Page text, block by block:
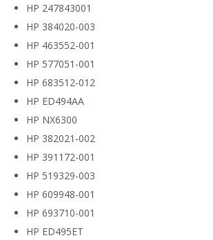
HP 247843001
HP 384020-003
HP 463552-001
HP 577051-001
HP 683512-012
HP ED494AA
HP NX6300
HP 382021-002
HP 391172-001
HP 519329-003
HP 609948-001
HP 693710-001
HP ED495ET